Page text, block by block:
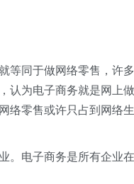
等同于做网络零售，许多
认为电子商务就是网上做
络零售或许只占到网络生
。电子商务是所有企业在